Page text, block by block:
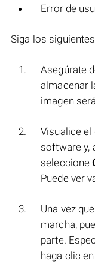
Error de
Siga los
Asegúrate
almacenar
imagen
Visualice el
software y,
seleccione
Puede ver
Una vez
marcha,
parte.
haga clic en